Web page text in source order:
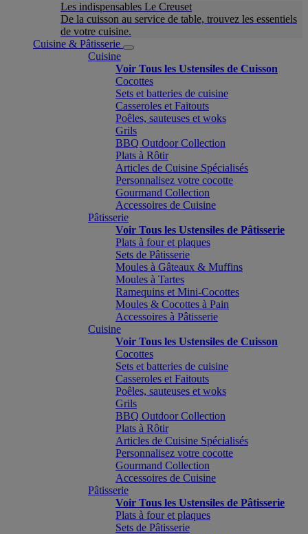
Les indispensables Le Creuset
De la cuisson au service de table, trouvez les essentiels
de votre cuisine.
Cuisine & Pâtisserie
Cuisine
Voir Tous les Ustensiles de Cuisson
Cocottes
Sets et batteries de cuisine
Casseroles et Faitouts
Poêles, sauteuses et woks
Grils
BBQ Outdoor Collection
Plats à Rôtir
Articles de Cuisine Spécialisés
Personnalisez votre cocotte
Gourmand Collection
Accessoires de Cuisine
Pâtisserie
Voir Tous les Ustensiles de Pâtisserie
Plats à four et plaques
Sets de Pâtisserie
Moules à Gâteaux & Muffins
Moules à Tartes
Ramequins et Mini-Cocottes
Moules & Cocottes à Pain
Accessoires à Pâtisserie
Cuisine
Voir Tous les Ustensiles de Cuisson
Cocottes
Sets et batteries de cuisine
Casseroles et Faitouts
Poêles, sauteuses et woks
Grils
BBQ Outdoor Collection
Plats à Rôtir
Articles de Cuisine Spécialisés
Personnalisez votre cocotte
Gourmand Collection
Accessoires de Cuisine
Pâtisserie
Voir Tous les Ustensiles de Pâtisserie
Plats à four et plaques
Sets de Pâtisserie